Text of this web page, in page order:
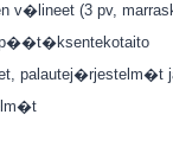
v�lineet (3 pv,
palautej�rjestelm�t